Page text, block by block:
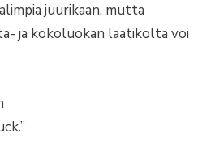
juurikaan, mutta
ja kokoluokan laatikolta voi